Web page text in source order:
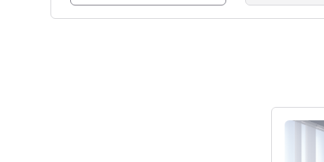
세부 정